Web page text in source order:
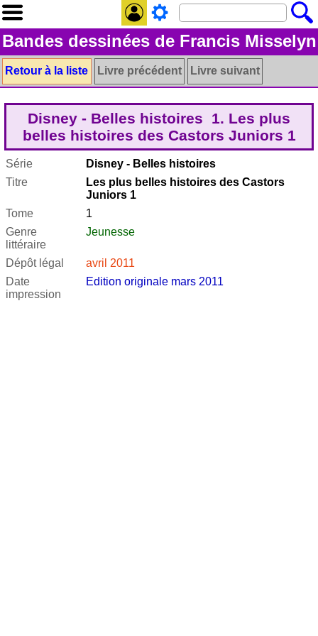
Bandes dessinées de Francis Misselyn
Retour à la liste Livre précédent Livre suivant
Disney - Belles histoires 1. Les plus
belles histoires des Castors Juniors 1
Série
Disney - Belles histoires
Titre
Les plus belles histoires des Castors
Juniors 1
Tome
1
Genre
littéraire
Jeunesse
Dépôt légal
avril 2011
Date
impression
Edition originale mars 2011